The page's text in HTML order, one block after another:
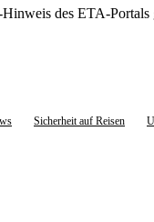
des ETA-Portals
Sicherheit auf Reisen